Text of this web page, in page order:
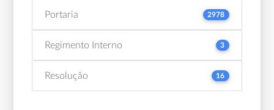
Portaria 2978
Regimento Interno 3
Resolução 16